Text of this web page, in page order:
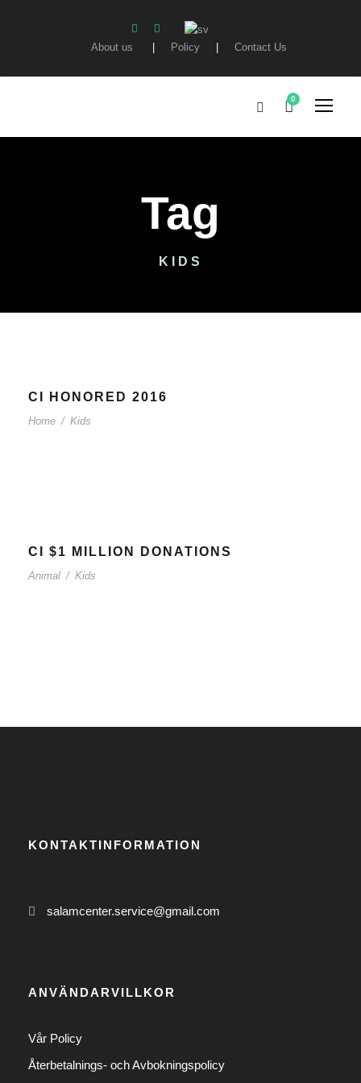
About us | Policy | Contact Us
0
Tag
KIDS
CI HONORED 2016
Home / Kids
CI $1 MILLION DONATIONS
Animal / Kids
KONTAKTINFORMATION
salamcenter.service@gmail.com
ANVÄNDARVILLKOR
Vår Policy
Återbetalnings- och Avbokningspolicy